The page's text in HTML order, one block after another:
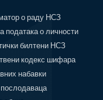
о раду НСЗ
података о личности
билтени НСЗ
кодекс шифара
набавки